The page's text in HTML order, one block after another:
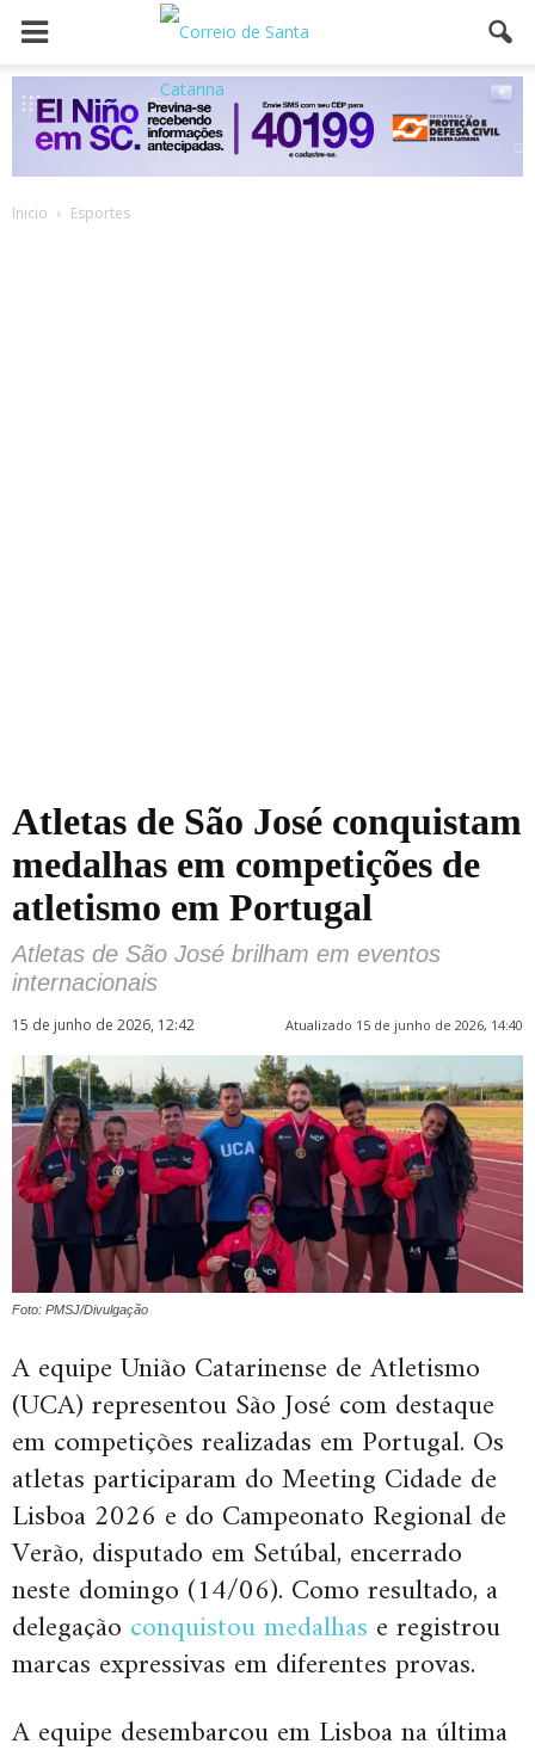
Inicio Esportes
Atletas de São José conquistam
medalhas em competições de
atletismo em Portugal
Atletas de São José brilham em eventos
internacionais
15 de junho de 2026, 12:42 Atualizado 15 de junho de 2026, 14:40
Foto: PMSJ/Divulgação
A equipe União Catarinense de Atletismo
(UCA) representou São José com destaque
em competições realizadas em Portugal. Os
atletas participaram do Meeting Cidade de
Lisboa 2026 e do Campeonato Regional de
Verão, disputado em Setúbal, encerrado
neste domingo (14/06). Como resultado, a
delegação conquistou medalhas e registrou
marcas expressivas em diferentes provas.
A equipe desembarcou em Lisboa na última